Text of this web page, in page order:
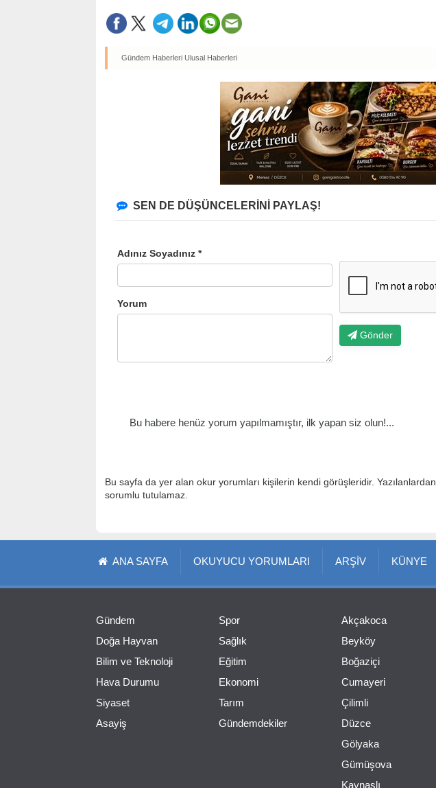
Gündem Haberleri Ulusal Haberleri
SEN DE DÜŞÜNCELERİNİ PAYLAŞ!
Adınız Soyadınız *
Yorum
Gönder
Bu habere henüz yorum yapılmamıştır, ilk yapan siz olun!...
Bu sayfa da yer alan okur yorumları kişilerin kendi görüşleridir. Yazılanlardan
sorumlu tutulamaz.
ANA SAYFA OKUYUCU YORUMLARI ARŞİV KÜNYE
Gündem
Doğa Hayvan
Bilim ve Teknoloji
Hava Durumu
Siyaset
Asayiş
Spor
Sağlık
Eğitim
Ekonomi
Tarım
Gündemdekiler
Akçakoca
Beyköy
Boğaziçi
Cumayeri
Çilimli
Düzce
Gölyaka
Gümüşova
Kaynaşlı